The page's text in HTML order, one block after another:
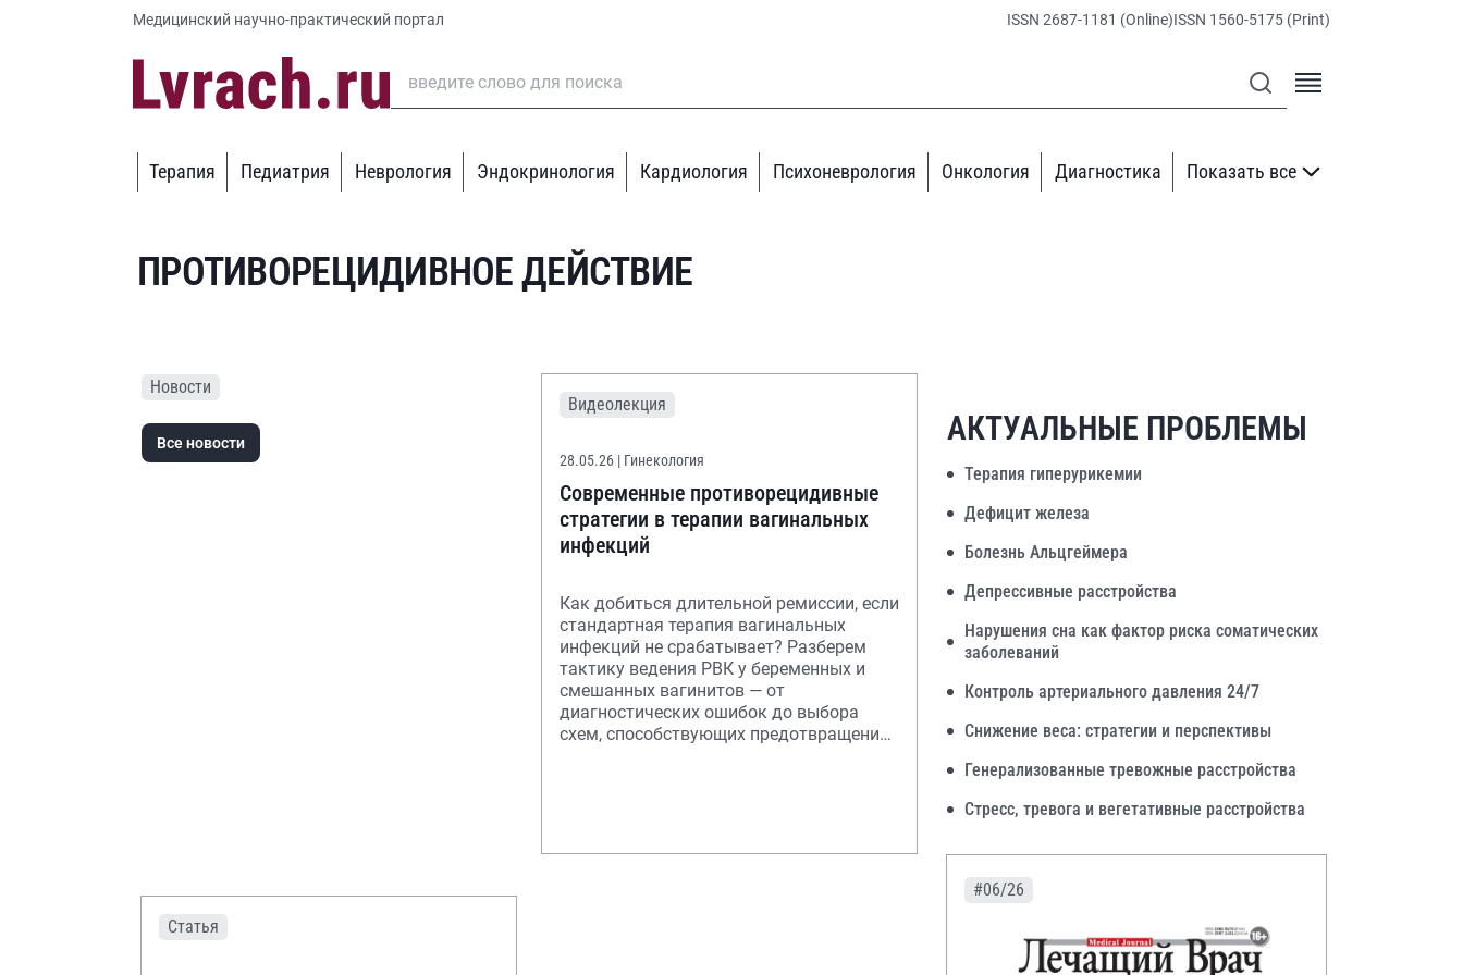
Медицинский научно-практический портал ISSN 2687-1181 (Online)ISSN 1560-5175 (Print)
Терапия Педиатрия Неврология Эндокринология Кардиология Психоневрология Онкология Диагностика Показать все
ПРОТИВОРЕЦИДИВНОЕ ДЕЙСТВИЕ
Новости
Все новости
Видеолекция
28.05.26 | Гинекология
Современные противорецидивные
стратегии в терапии вагинальных
инфекций
Как добиться длительной ремиссии, если
стандартная терапия вагинальных
инфекций не срабатывает? Разберем
тактику ведения РВК у беременных и
смешанных вагинитов — от
диагностических ошибок до выбора
схем, способствующих предотвращению
Статья
АКТУАЛЬНЫЕ ПРОБЛЕМЫ
Терапия гиперурикемии
Дефицит железа
Болезнь Альцгеймера
Депрессивные расстройства
Нарушения сна как фактор риска соматических
заболеваний
Контроль артериального давления 24/7
Снижение веса: стратегии и перспективы
Генерализованные тревожные расстройства
Стресс, тревога и вегетативные расстройства
#06/26